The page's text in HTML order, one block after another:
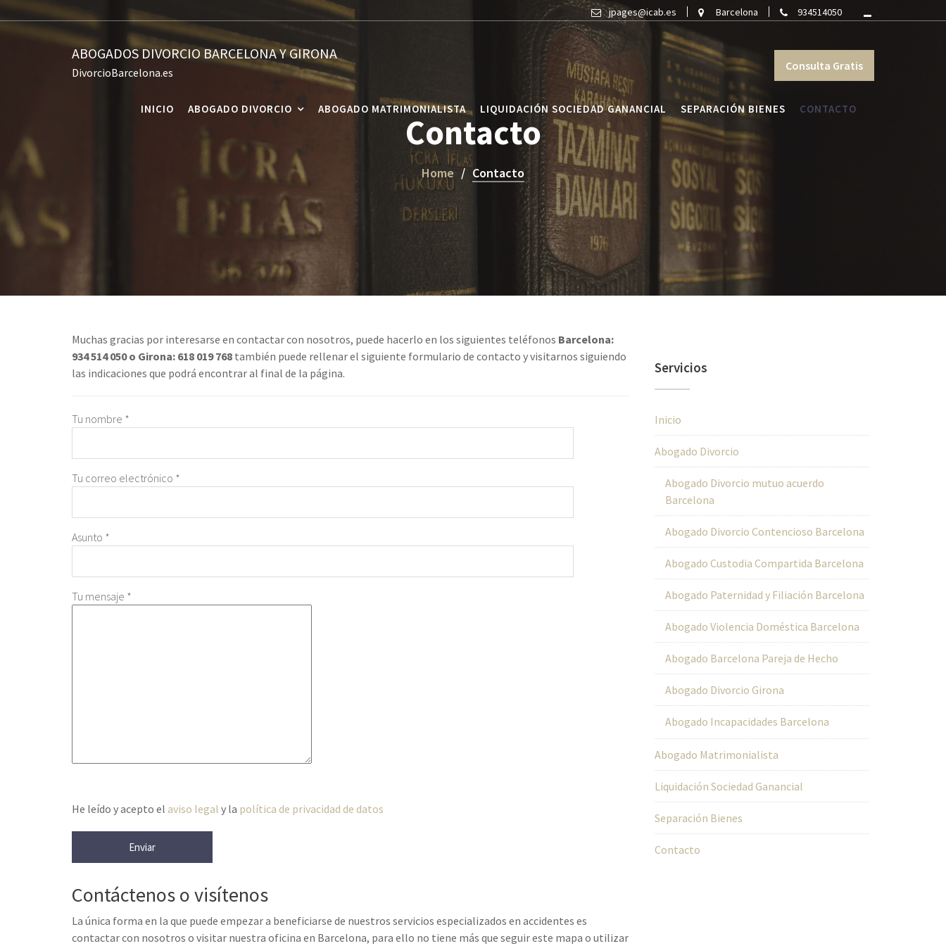
Skip
to
jpages@icab.es Barcelona 934514050
ABOGADOS DIVORCIO BARCELONA Y GIRONA
DivorcioBarcelona.es Consulta Gratis
INICIO ABOGADO DIVORCIO ABOGADO MATRIMONIALISTA LIQUIDACIÓN SOCIEDAD GANANCIAL SEPARACIÓN BIENES CONTACTO
Contacto
Home Contacto
Muchas gracias por interesarse en contactar con nosotros, puede hacerlo en los siguientes teléfonos Barcelona:
934 514 050 o Girona: 618 019 768 también puede rellenar el siguiente formulario de contacto y visitarnos siguiendo
las indicaciones que podrá encontrar al final de la página.
Tu nombre *
Tu correo electrónico *
Asunto *
Tu mensaje *
He leído y acepto el aviso legal y la política de privacidad de datos
Contáctenos o visítenos
La única forma en la que puede empezar a beneficiarse de nuestros servicios especializados en accidentes es
contactar con nosotros o visitar nuestra oficina en Barcelona, para ello no tiene más que seguir este mapa o utilizar
Servicios
Inicio
Abogado Divorcio
Abogado Divorcio mutuo acuerdo
Barcelona
Abogado Divorcio Contencioso Barcelona
Abogado Custodia Compartida Barcelona
Abogado Paternidad y Filiación Barcelona
Abogado Violencia Doméstica Barcelona
Abogado Barcelona Pareja de Hecho
Abogado Divorcio Girona
Abogado Incapacidades Barcelona
Abogado Matrimonialista
Liquidación Sociedad Ganancial
Separación Bienes
Contacto